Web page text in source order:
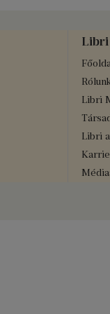
Libri
Libri
Libri